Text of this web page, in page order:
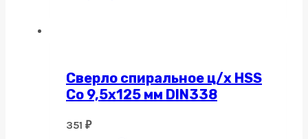
Сверло спиральное ц/х HSS
Co 9,5х125 мм DIN338
351 ₽